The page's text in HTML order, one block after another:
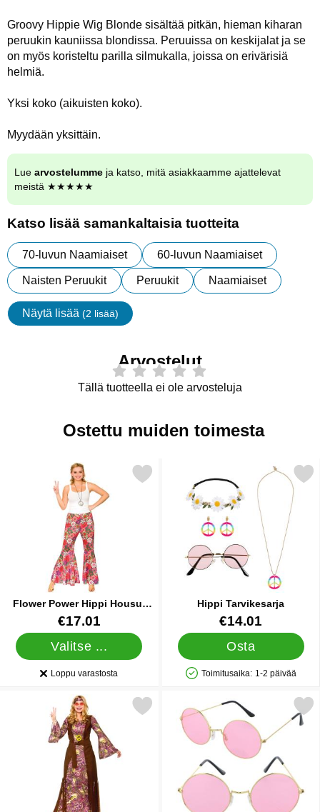
Groovy Hippie Wig Blonde sisältää pitkän, hieman kiharan
peruukin kauniissa blondissa. Peruuissa on keskijalat ja se
on myös koristeltu parilla silmukalla, joissa on erivärisiä
helmiä.
Yksi koko (aikuisten koko).
Myydään yksittäin.
Lue arvostelumme ja katso, mitä asiakkaamme ajattelevat
meistä ★★★★★
Katso lisää samankaltaisia tuotteita
70-luvun Naamiaiset 60-luvun Naamiaiset
Naisten Peruukit Peruukit Naamiaiset
Näytä lisää (2 lisää)
ominaisuudet
Arvostelut
Tällä tuotteella ei ole arvosteluja
Ostettu muiden toimesta
Flower Power Hippi Housut
Large
Tuote.nro 17194
€17.01
Valitse ...
Saatavuus:
Loppu varastosta
Merkitse flower Power Hippi Housut Large suosikiksi
Hippi Tarvikesarja
Tuote.nro 36726€14.01
Osta
Saatavuus: Varastossa
Toimitusaika: 1-2 päivää
Merkitse hippi
summer of Love Hippi Naamiaisasu X-Large suosikiksi
Merkitse silmälasit